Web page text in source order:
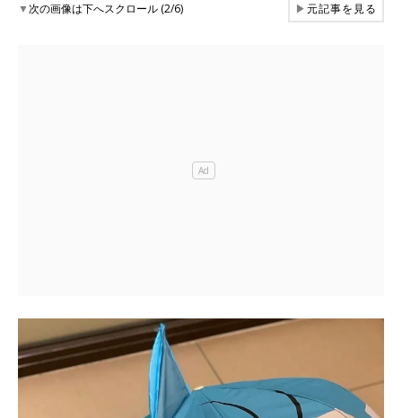
▼次の画像は下へスクロール (2/6) ▶元記事を見る